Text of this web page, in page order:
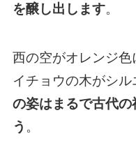
を醸し出します。
西の空がオレンジ色
イチョウの木がシル
の姿はまるで古代
う 。